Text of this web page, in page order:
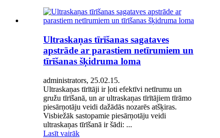
Ultraskaņas tīrīšanas sagataves
apstrāde ar parastiem netīrumiem un
tīrīšanas šķidruma loma
administrators, 25.02.15.
Ultraskaņas tīrītāji ir ļoti efektīvi netīrumu un
gružu tīrīšanā, un ar ultraskaņas tīrītājiem tīrāmo
piesārņotāju veidi dažādās nozarēs atšķiras.
Visbiežāk sastopamie piesārņotāju veidi
ultraskaņas tīrīšanā ir šādi: ...
Lasīt vairāk